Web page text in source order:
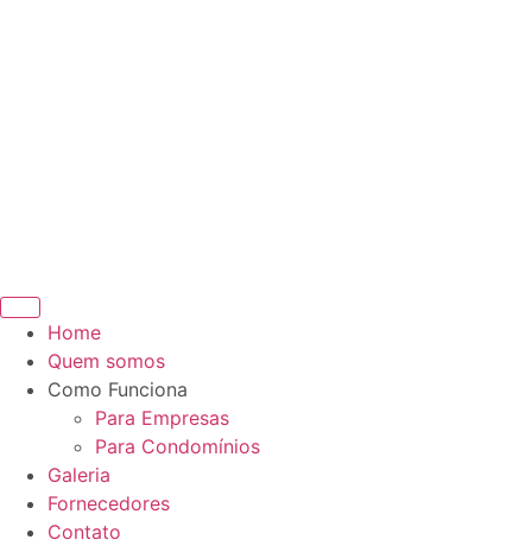
Home
Quem somos
Como Funciona
Para Empresas
Para Condomínios
Galeria
Fornecedores
Contato